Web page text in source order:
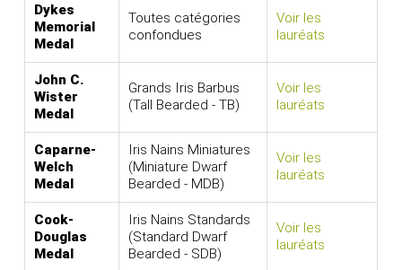
Dykes
Memorial
Medal
Toutes catégories
confondues
Voir les
lauréats
John C.
Wister
Medal
Grands Iris Barbus
(Tall Bearded - TB)
Voir les
lauréats
Caparne-
Welch
Medal
Iris Nains Miniatures
(Miniature Dwarf
Bearded - MDB)
Voir les
lauréats
Cook-
Douglas
Medal
Iris Nains Standards
(Standard Dwarf
Bearded - SDB)
Voir les
lauréats